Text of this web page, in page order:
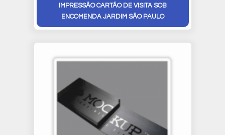
IMPRESSÃO CARTÃO DE VISITA SOB
ENCOMENDA JARDIM SÃO PAULO